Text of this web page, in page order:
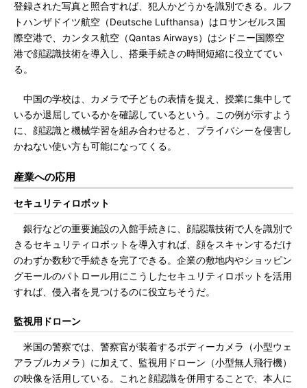
登録された写真と照合すれば、犯人かどうかを識別できる。ルフ
トハンザドイツ航空（Deutsche Lufthansa）はロサンゼルス国
際空港で、カンタス航空（Qantas Airways）はシドニー国際空
港で顔認識技術を導入し、搭乗手続きの時間短縮に役立ててい
る。
中国の学校は、カメラで子どもの表情を捉え、授業に集中して
いるか退屈しているかを確認しているという。この例が示すよう
に、顔認識と機械学習を組み合わせると、プライバシーを侵害し
かねない使い方も可能になってくる。
産業への応用
セキュリティロボット
銀行などの重要施設の入館手続きに、顔認識技術で人を識別で
きるセキュリティロボットを導入すれば、顔をスキャンするだけ
のわずか数秒で手続きを完了できる。企業の敷地内やショッピン
グモールのパトロール用にこうしたセキュリティロボットを活用
すれば、侵入者を見つけるのに役立ちそうだ。
監視用ドローン
米国の警察では、警察官が装着するボディーカメラ（小型ウェ
アラブルカメラ）に加えて、監視用ドローン（小型無人飛行機）
の映像を活用している。これと顔認識を併用することで、本人に